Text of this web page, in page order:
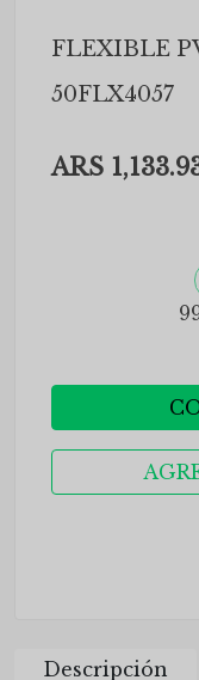
FLEXIBLE
50FLX4057
ARS
Descripción